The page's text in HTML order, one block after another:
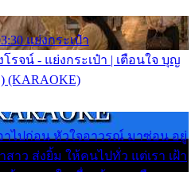
แย่งกระเป๋า
รจน์ - แย่งกระเป๋า | เตือนใจ บุญ
(KARAOKE)
าไปก่อน หัวใจอาวรณ์ มาซ่อน อยู่
าว ส่งยิ้ม ให้คนไปทั่ว แต่เรา เฝ้า